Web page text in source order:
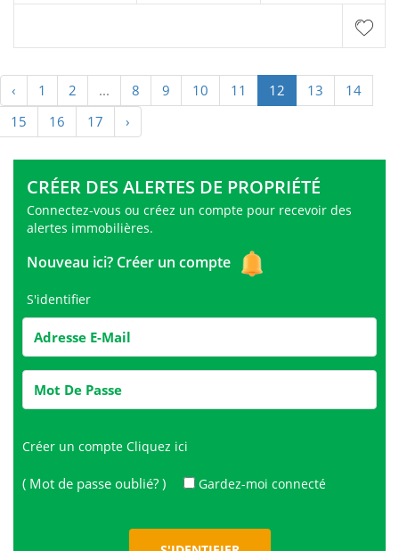
‹ 1 2 ... 8 9 10 11 12 13
14
15
16 17 ›
CRÉER DES ALERTES DE PROPRIÉTÉ
Connectez-vous ou créez un compte pour recevoir des
alertes immobilières.
Nouveau ici? Créer un compte
S'identifier
Créer un compte Cliquez ici
( Mot de passe oublié? ) Gardez-moi connecté